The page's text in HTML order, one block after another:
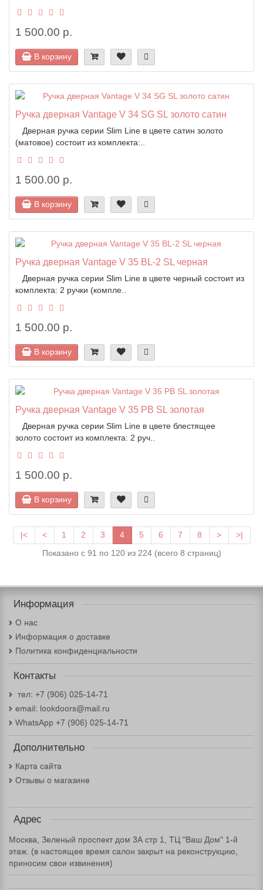
1 500.00 р.
В корзину
Ручка дверная Vantage V 34 SG SL золото сатин
Дверная ручка серии Slim Line в цвете сатин золото
(матовое) состоит из комплекта:..
1 500.00 р.
В корзину
Ручка дверная Vantage V 35 BL-2 SL черная
Дверная ручка серии Slim Line в цвете черный состоит из
комплекта: 2 ручки (компле..
1 500.00 р.
В корзину
Ручка дверная Vantage V 35 PB SL золотая
Дверная ручка серии Slim Line в цвете блестящее
золото состоит из комплекта: 2 руч..
1 500.00 р.
В корзину
|< < 1 2 3 4 5 6 7 8 >
>|
Показано с 91 по 120 из 224 (всего 8 страниц)
Информация
О нас
Информация о доставке
Политика конфиденциальности
Контакты
тел: +7 (906) 025-14-71
email: lookdoors@mail.ru
WhatsApp +7 (906) 025-14-71
Дополнительно
Карта сайта
Отзывы о магазине
Адрес
Москва, Зеленый проспект дом 3А стр 1, ТЦ "Ваш Дом" 1-й
этаж. (в настоящее время салон закрыт на реконструкцию,
приносим свои извинения)